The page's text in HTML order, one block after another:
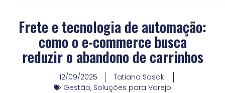
Frete e tecnologia de automação:
como o e-commerce busca
reduzir o abandono de carrinhos
12/09/2025
Tatiana Sasaki
Gestão, Soluções para Varejo